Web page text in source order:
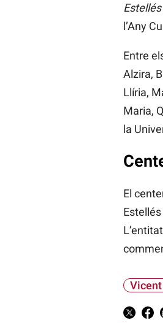
l’Any
Entre
Alzira,
Llíria,
Maria,
la
El